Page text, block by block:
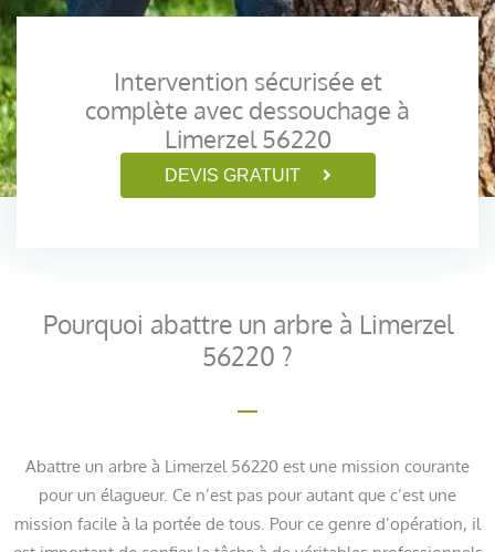
Intervention sécurisée et
complète avec dessouchage à
Limerzel 56220
DEVIS GRATUIT
Pourquoi abattre un arbre à Limerzel
56220 ?
Abattre un arbre à Limerzel 56220 est une mission courante
pour un élagueur. Ce n’est pas pour autant que c’est une
mission facile à la portée de tous. Pour ce genre d’opération, il